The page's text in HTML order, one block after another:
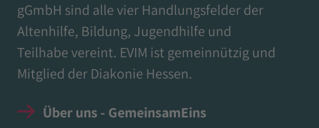
gGmbH sind alle vier Handlungsfelder der
Altenhilfe, Bildung, Jugendhilfe und
Teilhabe vereint. EVIM ist gemeinnützig und
Mitglied der Diakonie Hessen.
Über uns - GemeinsamEins